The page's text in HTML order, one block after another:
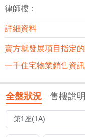
律師樓：
詳細資料
賣方就發展項目指定
一手住宅物業銷售資
全盤狀況 售樓說